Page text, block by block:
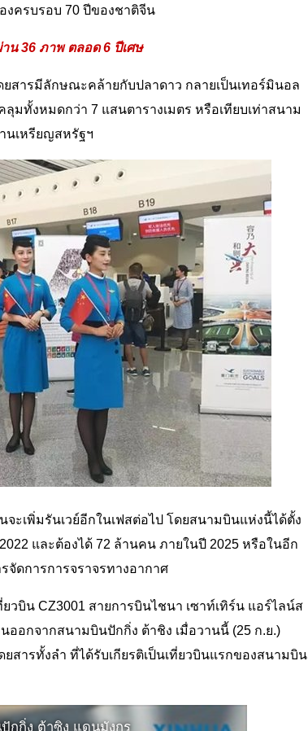
งครบรอบ 70 ปีของชาติจีน
น 36 ภาพ ตลอด 6 ปีเศษ
สารมีลักษณะคล้ายกับปลาดาว กลายเป็นเทอร์มินอล
งหมดกว่า 7 แสนตารางเมตร หรือเทียบเท่าสนาม
นเหรียญสหรัฐฯ
จะเพิ่มรันเวย์อีกในเฟสต่อไป โดยสนามบินแห่งนี้ได้ตั้ง
และต้องได้ 72 ล้านคน ภายในปี 2025 หรือในอีก
ดการการจราจรทางอากาศ
บิน CZ3001 สายการบินไชนา เซาท์เทิร์น แอร์ไลน์ส
ออกจากสนามบินปักกิ่ง ต้าชิง เมื่อวานนี้ (25 ก.ย.)
สารทั้งลำ ที่ได้รับเกียรติเป็นเที่ยวบินแรกของสนามบิน